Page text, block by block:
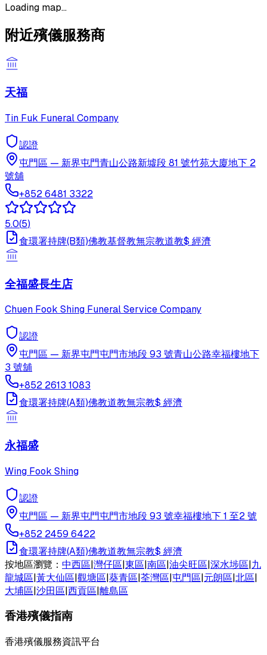
Loading map...
附近殯儀服務商
天福
Tin Fuk Funeral Company
認證
屯門區 — 新界屯門青山公路新墟段 81 號竹苑大廈地下 2
號舖
+852 6481 3322
5.0(5)
食環署持牌(B類)佛教基督教無宗教道教$ 經濟
全福盛長生店
Chuen Fook Shing Funeral Service Company
認證
屯門區 — 新界屯門屯門市地段 93 號青山公路幸福樓地下
3 號舖
+852 2613 1083
食環署持牌(A類)佛教道教無宗教$ 經濟
永福盛
Wing Fook Shing
認證
屯門區 — 新界屯門屯門市地段 93 號幸福樓地下 1 至2 號
+852 2459 6422
食環署持牌(A類)佛教道教無宗教$ 經濟
按地區瀏覽： 中西區|灣仔區|東區|南區|油尖旺區|深水埗區|九
龍城區|黃大仙區|觀塘區|葵青區|荃灣區|屯門區|元朗區|北區|
大埔區|沙田區|西貢區|離島區
香港殯儀指南
香港殯儀服務資訊平台